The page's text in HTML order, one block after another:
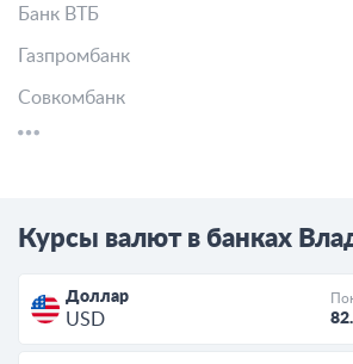
Банк ВТБ
Газпромбанк
Совкомбанк
Курсы валют в банках
Доллар
USD